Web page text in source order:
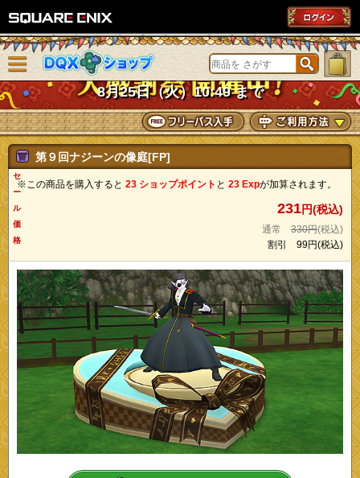
DQXショップ
8月25日（火）10:49 まで
ニューを閉じる
第９回ナジーンの像庭[FP]
※この商品を購入すると 23 ショップポイント と 23 Expが加算されます。
セ
ー
ル
価
格
231円(税込)
通常 330円(税込)
割引 99円(税込)